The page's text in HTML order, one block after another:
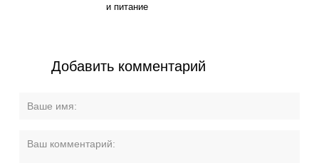
и питание
Добавить комментарий